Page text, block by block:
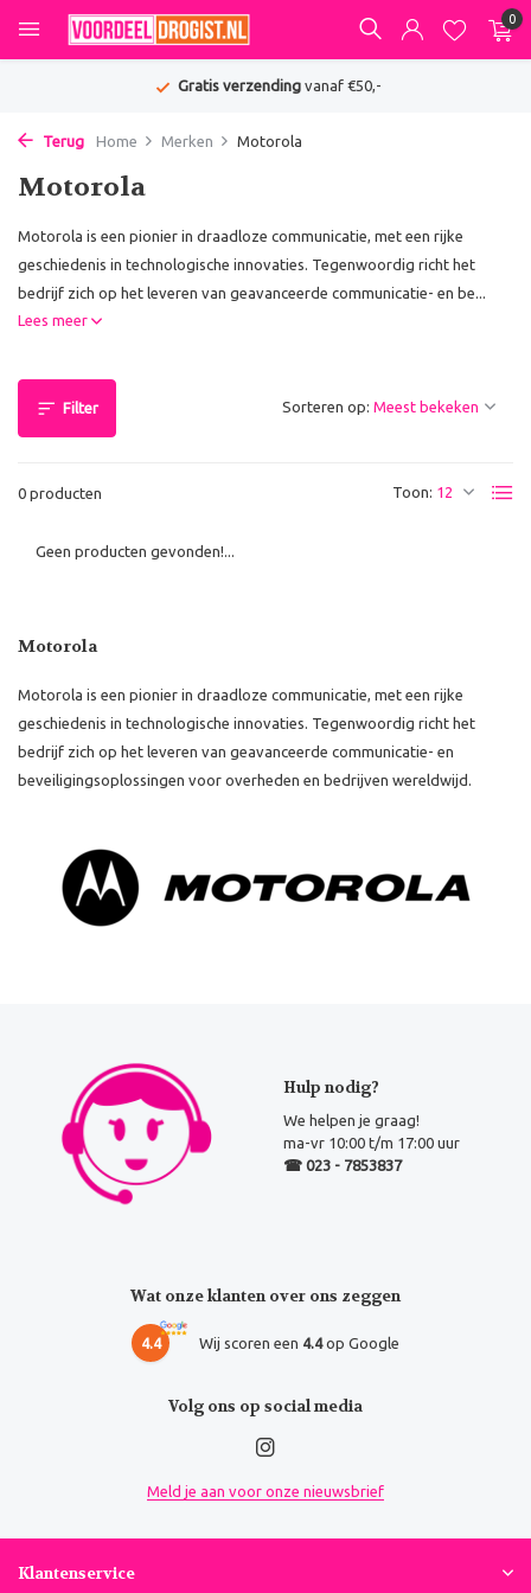
0
Gratis verzendingvanaf €50,-
Terug Home Merken Motorola
Motorola
Motorola is een pionier in draadloze communicatie, met een rijke
geschiedenis in technologische innovaties. Tegenwoordig richt het
bedrijf zich op het leveren van geavanceerde communicatie- en be...
Lees meer
Filter
0 producten Toon:
Sorteren op:
Geen producten gevonden!...
Motorola
Motorola is een pionier in draadloze communicatie, met een rijke
geschiedenis in technologische innovaties. Tegenwoordig richt het
bedrijf zich op het leveren van geavanceerde communicatie- en
beveiligingsoplossingen voor overheden en bedrijven wereldwijd.
Hulp nodig?
We helpen je graag!
ma-vr 10:00 t/m 17:00 uur
☎ 023 - 7853837
Wat onze klanten over ons zeggen
4.4 Wij scoren een 4.4op Google
Volg ons op social media
Meld je aan voor onze nieuwsbrief
Klantenservice